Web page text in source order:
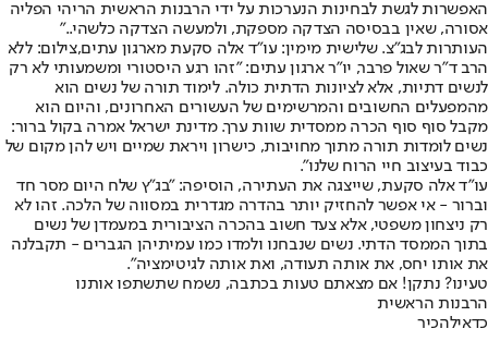
האפשרות לגשת לבחינות הנערכות על ידי הרבנות הראשית הריהי הפליה
אסורה, שאין בבסיסה הצדקה מספקת, ולמעשה הצדקה כלשהי.."
העותרות לבג"צ. שלישית מימין: עו"ד אלה סקעת מארגון עתים,צילום: ללא
הרב ד"ר שאול פרבר, יו"ר ארגון עתים: "זהו רגע היסטורי ומשמעותי לא רק
לנשים דתיות, אלא לציונות הדתית כולה. לימוד תורה של נשים הוא
מהמפעלים החשובים והמרשימים של העשורים האחרונים, והיום הוא
מקבל סוף סוף הכרה ממסדית שוות ערך. מדינת ישראל אמרה בקול ברור:
נשים לומדות תורה מתוך מחויבות, כישרון ויראת שמיים ויש להן מקום של
כבוד בעיצוב חיי הרוח שלנו".
עו"ד אלה סקעת, שייצגה את העתירה, הוסיפה: "בג"ץ שלח היום מסר חד
וברור - אי אפשר להחזיק יותר בהדרה מגדרית במסווה של הלכה. זהו לא
רק ניצחון משפטי, אלא צעד חשוב בהכרה הציבורית במעמדן של נשים
בתוך הממסד הדתי. נשים שנבחנו ולמדו כמו עמיתיהן הגברים - תקבלנה
את אותו יחס, את אותה תעודה, ואת אותה לגיטימציה".
טעינו? נתקן! אם מצאתם טעות בכתבה, נשמח שתשתפו אותנו
הרבנות הראשית
כדאילהכיר